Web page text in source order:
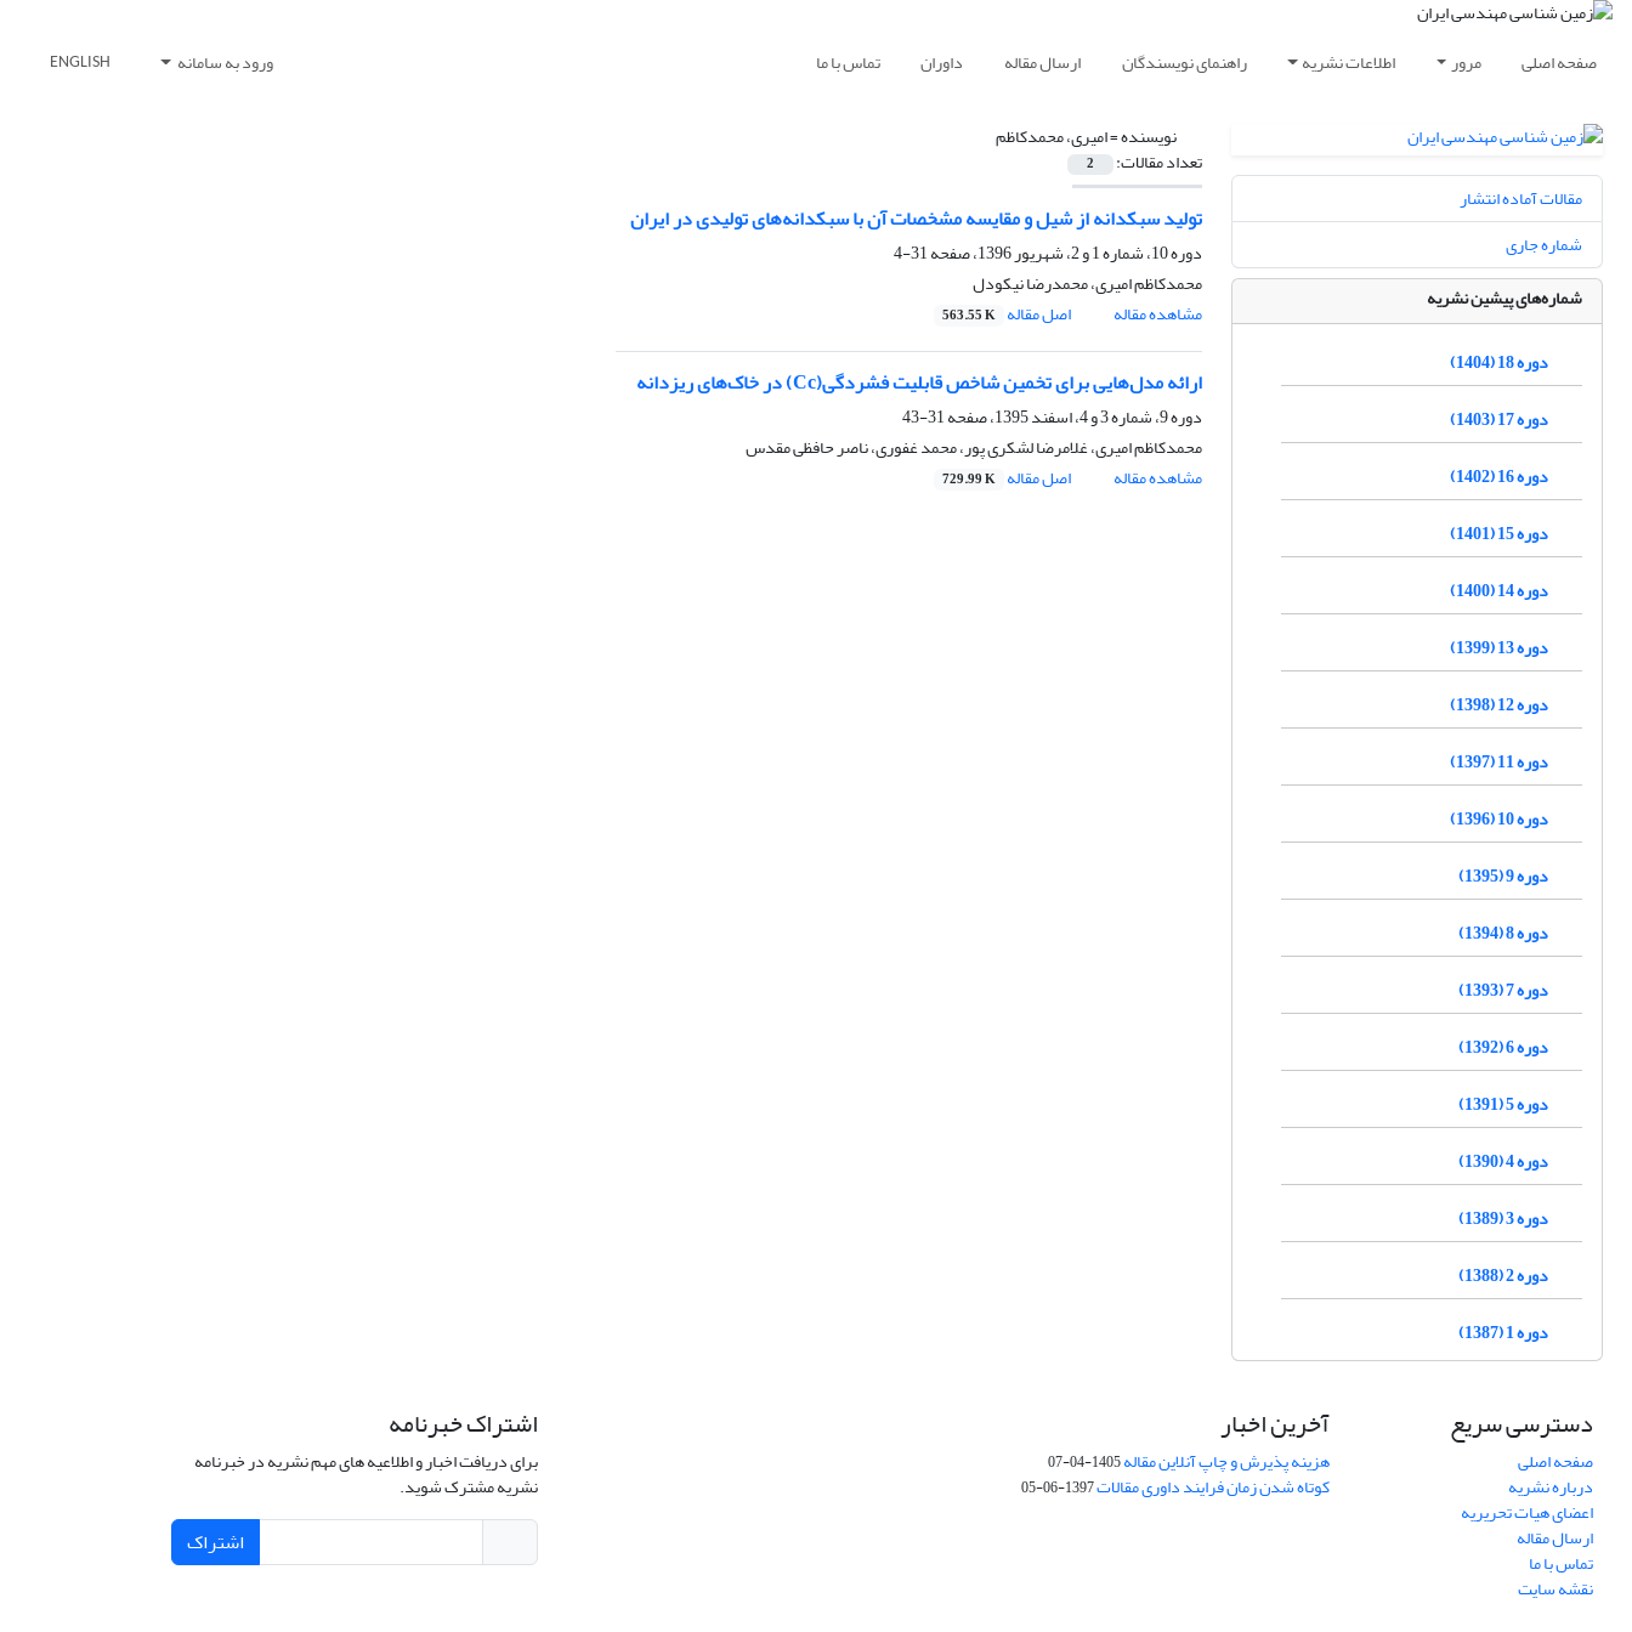
صفحه اصلی مرور اطلاعات نشریه راهنمای نویسندگان ارسال مقاله داوران تماس با ما ورود به سامانه ENGLISH
نویسنده =امیری، محمدکاظم
تعداد مقالات: 2
تولید سبکدانه از شیل و مقایسه مشخصات آن با سبکدانه‌های تولیدی در ایران
دوره 10، شماره 1 و 2، شهریور 1396، صفحه
31-4
محمدکاظم امیری، محمدرضا نیکودل
مشاهده مقاله
اصل مقاله 563.55 K
ارائه مدل‌هایی برای تخمین شاخص قابلیت فشردگی(Cc) در خاک‌های ریزدانه
دوره 9، شماره 3 و 4، اسفند 1395، صفحه
31-43
محمدکاظم امیری، غلامرضا لشکری پور، محمد غفوری، ناصر حافظی مقدس
مشاهده مقاله
اصل مقاله 729.99 K
مقالات آماده انتشار
شماره جاری
شماره‌های پیشین نشریه
دوره 18 (1404)
دوره 17 (1403)
دوره 16 (1402)
دوره 15 (1401)
دوره 14 (1400)
دوره 13 (1399)
دوره 12 (1398)
دوره 11 (1397)
دوره 10 (1396)
دوره 9 (1395)
دوره 8 (1394)
دوره 7 (1393)
دوره 6 (1392)
دوره 5 (1391)
دوره 4 (1390)
دوره 3 (1389)
دوره 2 (1388)
دوره 1 (1387)
دسترسی سریع
صفحه اصلی
درباره نشریه
اعضای هیات تحریریه
ارسال مقاله
تماس با ما
نقشه سایت
آخرین اخبار
هزینه پذیرش و چاپ آنلاین مقاله1405-04-07
کوتاه شدن زمان فرایند داوری مقالات1397-06-05
اشتراک خبرنامه
برای دریافت اخبار و اطلاعیه های مهم نشریه در خبرنامه
نشریه مشترک شوید.
اشتراک